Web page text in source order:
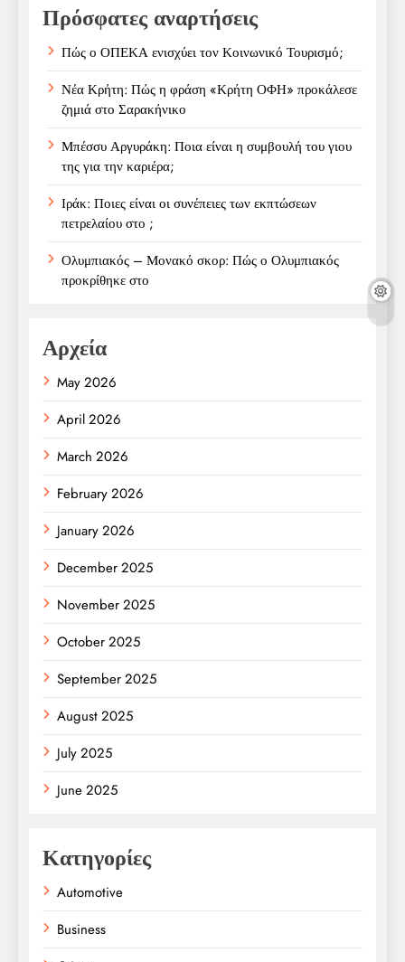
Πρόσφατες αναρτήσεις
Πώς ο ΟΠΕΚΑ ενισχύει τον Κοινωνικό Τουρισμό;
Νέα Κρήτη: Πώς η φράση «Κρήτη ΟΦΗ» προκάλεσε
ζημιά στο Σαρακήνικο
Μπέσσυ Αργυράκη: Ποια είναι η συμβουλή του γιου
της για την καριέρα;
Ιράκ: Ποιες είναι οι συνέπειες των εκπτώσεων
πετρελαίου στο ;
Ολυμπιακός – Μονακό σκορ: Πώς ο Ολυμπιακός
προκρίθηκε στο
Αρχεία
May 2026
April 2026
March 2026
February 2026
January 2026
December 2025
November 2025
October 2025
September 2025
August 2025
July 2025
June 2025
Κατηγορίες
Automotive
Business